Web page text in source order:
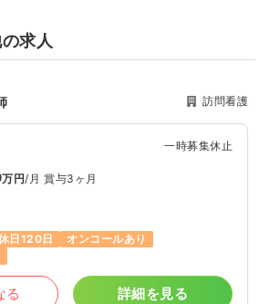
求人
訪問看護
一時募集休止
万円/月 賞与3ヶ月
日120日
オンコールあり
る 詳細を見る